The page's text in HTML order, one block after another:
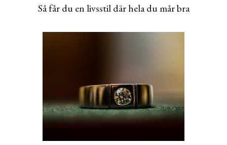
Så får du en livsstil där hela du mår bra